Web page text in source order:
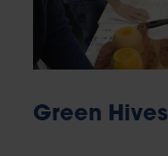
Green Hives